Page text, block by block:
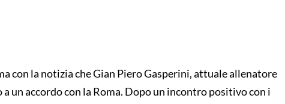
con la notizia che Gian Piero Gasperini, attuale allenatore
un accordo con la Roma. Dopo un incontro positivo con i